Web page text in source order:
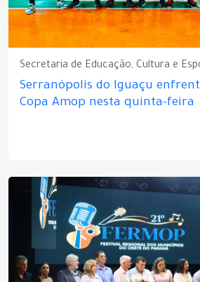
Secretaria de Educação, Cultura e
Serranópolis do Iguaçu
Copa Amop nesta quinta-feira